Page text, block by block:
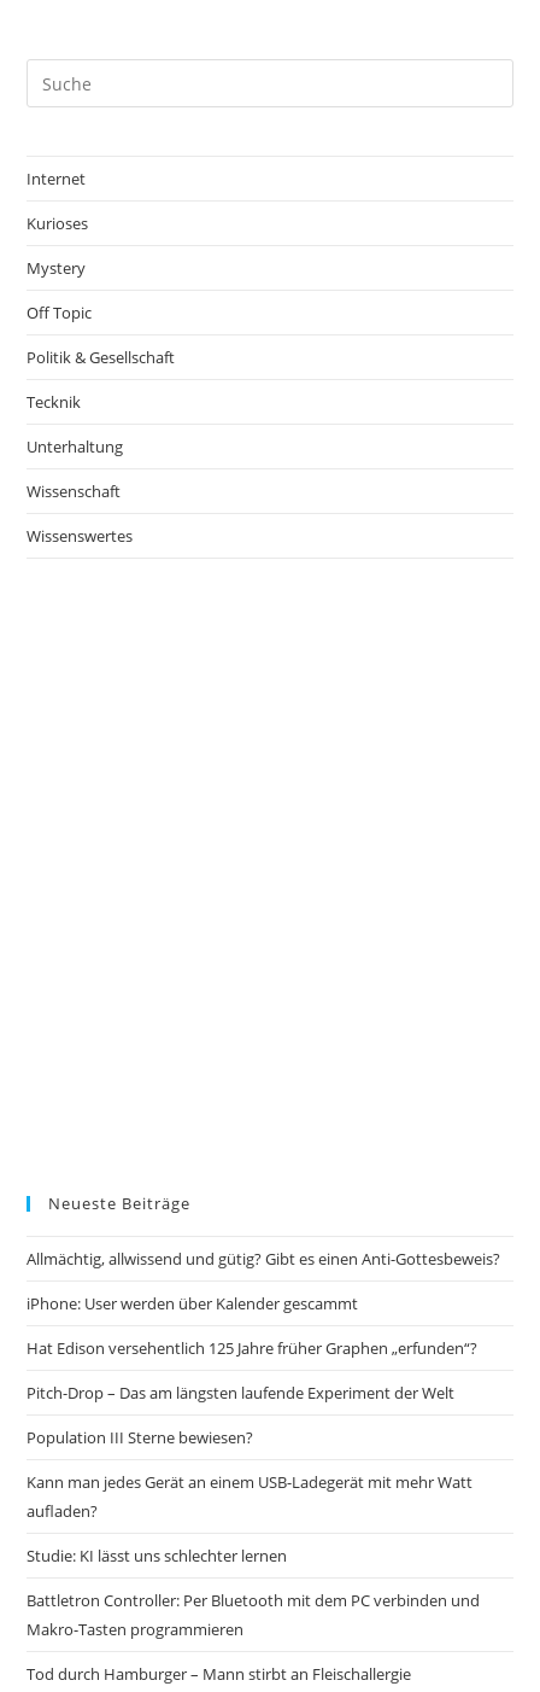
Internet
Kurioses
Mystery
Off Topic
Politik & Gesellschaft
Tecknik
Unterhaltung
Wissenschaft
Wissenswertes
Neueste Beiträge
Allmächtig, allwissend und gütig? Gibt es einen Anti-Gottesbeweis?
iPhone: User werden über Kalender gescammt
Hat Edison versehentlich 125 Jahre früher Graphen „erfunden“?
Pitch-Drop – Das am längsten laufende Experiment der Welt
Population III Sterne bewiesen?
Kann man jedes Gerät an einem USB-Ladegerät mit mehr Watt
aufladen?
Studie: KI lässt uns schlechter lernen
Battletron Controller: Per Bluetooth mit dem PC verbinden und
Makro-Tasten programmieren
Tod durch Hamburger – Mann stirbt an Fleischallergie